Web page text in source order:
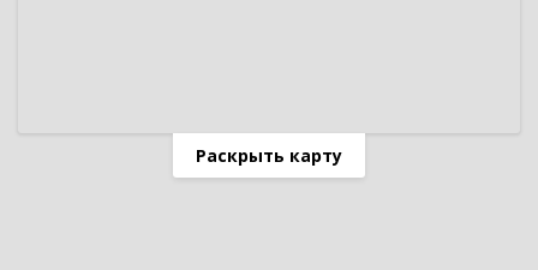
Раскрыть карту